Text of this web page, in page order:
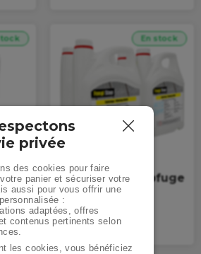
En stock
Hydrofuge/Oléofuge
HG90 - 20 litres
(200m2)
149.90 €
privée
des cookies pour faire
panier et sécuriser votre
aussi pour vous offrir une
:
adaptées, offres
contenus pertinents selon
les cookies, vous bénéficiez